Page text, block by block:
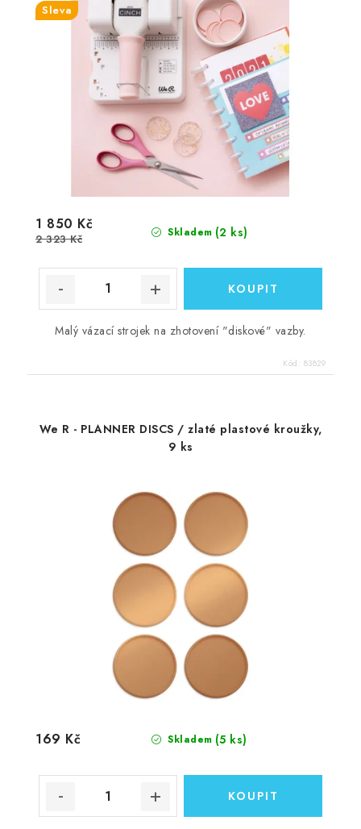
Sleva
Skladem (2 ks)
1 850 Kč
2 323 Kč
Malý vázací strojek na zhotovení "diskové" vazby.
Kód: 83829
We R - PLANNER DISCS / zlaté plastové kroužky,
9 ks
Skladem (5 ks)
169 Kč